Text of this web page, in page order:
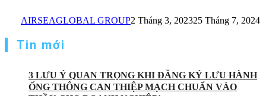
AIRSEAGLOBAL GROUP2 Tháng 3, 202325 Tháng 7, 2024
Tin mới
3 LƯU Ý QUAN TRỌNG KHI ĐĂNG KÝ LƯU HÀNH
ỐNG THÔNG CAN THIỆP MẠCH CHUẨN VÀO